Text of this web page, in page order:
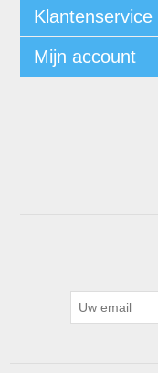
Klantenservice
Mijn account